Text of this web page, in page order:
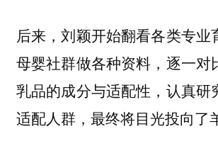
后来，刘颖开始翻看各类专业
母婴社群做各种资料，逐一对
乳品的成分与适配性，认真研
适配人群，最终将目光投向了